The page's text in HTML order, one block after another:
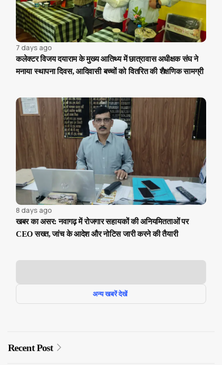
7 days ago
कलेक्टर विजय दयाराम के मुख्य आतिथ्य में छात्रावास अधीक्षक संघ ने
मनाया स्थापना दिवस, आदिवासी बच्चों को वितरित की शैक्षणिक सामग्री
8 days ago
खबर का असर: नवागढ़ में रोजगार सहायकों की अनियमितताओं पर
CEO सख्त, जांच के आदेश और नोटिस जारी करने की तैयारी
अन्य खबरें देखें
Recent Post